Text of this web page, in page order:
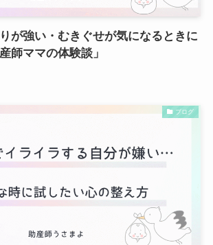
が強い・むきぐせが気になるときに
師ママの体験談」
ブログ